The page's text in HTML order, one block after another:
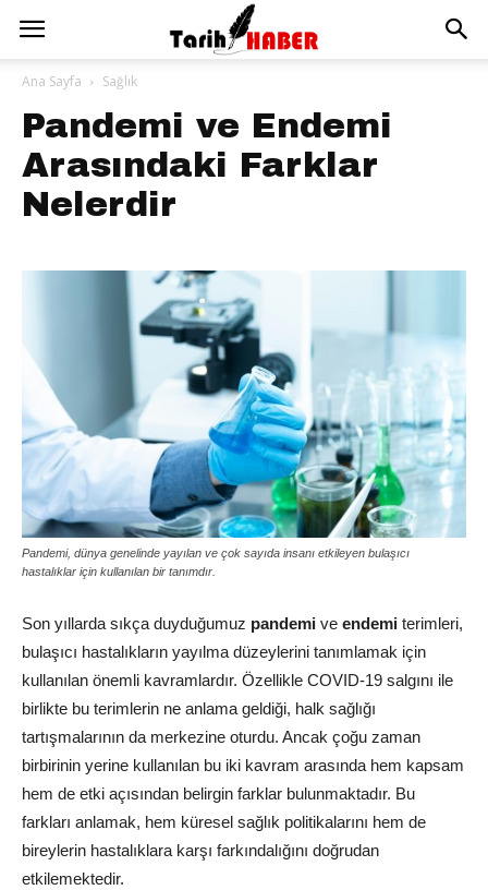
Ana Sayfa Sağlık
Pandemi ve Endemi
Arasındaki Farklar
Nelerdir
Pandemi, dünya genelinde yayılan ve çok sayıda insanı etkileyen bulaşıcı
hastalıklar için kullanılan bir tanımdır.
Son yıllarda sıkça duyduğumuz pandemi ve endemi terimleri,
bulaşıcı hastalıkların yayılma düzeylerini tanımlamak için
kullanılan önemli kavramlardır. Özellikle COVID-19 salgını ile
birlikte bu terimlerin ne anlama geldiği, halk sağlığı
tartışmalarının da merkezine oturdu. Ancak çoğu zaman
birbirinin yerine kullanılan bu iki kavram arasında hem kapsam
hem de etki açısından belirgin farklar bulunmaktadır. Bu
farkları anlamak, hem küresel sağlık politikalarını hem de
bireylerin hastalıklara karşı farkındalığını doğrudan
etkilemektedir.